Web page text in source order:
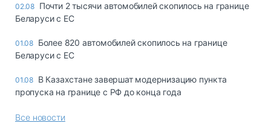
02.08 Почти 2 тысячи автомобилей скопилось на границе
Беларуси с ЕС
01.08 Более 820 автомобилей скопилось на границе
Беларуси с ЕС
01.08 В Казахстане завершат модернизацию пункта
пропуска на границе с РФ до конца года
Все новости